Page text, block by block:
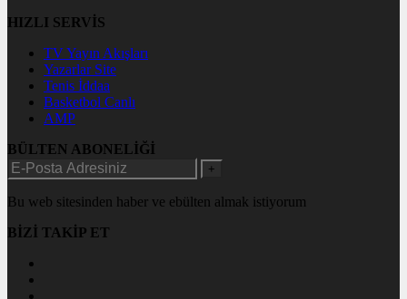
HIZLI SERVİS
TV Yayın Akışları
Yazarlar Site
Tenis İddaa
Basketbol Canlı
AMP
BÜLTEN ABONELİĞİ
+
Bu web sitesinden haber ve ebülten almak istiyorum
BİZİ TAKİP ET